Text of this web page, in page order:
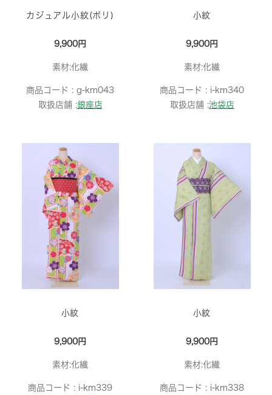
カジュアル小紋(ポリ)
9,900円
素材:化繊
商品コード : g-km043
取扱店舗 :銀座店
小紋
9,900円
素材:化繊
商品コード : i-km340
取扱店舗 :池袋店
小紋
9,900円
素材:化繊
商品コード : i-km339
小紋
9,900円
素材:化繊
商品コード : i-km338